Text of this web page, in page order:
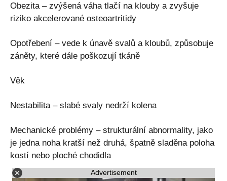
Obezita – zvýšená váha tlačí na klouby a zvyšuje
riziko akcelerované osteoartritidy
Opotřebení – vede k únavě svalů a kloubů, způsobuje
záněty, které dále poškozují tkáně
Věk
Nestabilita – slabé svaly nedrží kolena
Mechanické problémy – strukturální abnormality, jako
je jedna noha kratší než druhá, špatně sladěna poloha
kostí nebo ploché chodidla
Advertisement